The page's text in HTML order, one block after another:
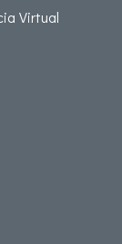
Virtual